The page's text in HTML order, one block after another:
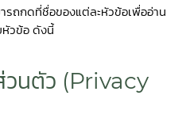
รถกดที่ชื่อของแต่ละหัวข้อเพื่ออ่าน
หัวข้อ ดังนี้
วนตัว (Privacy